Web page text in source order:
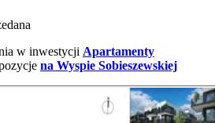
w inwestycji Apartamenty
na Wyspie Sobieszewskiej